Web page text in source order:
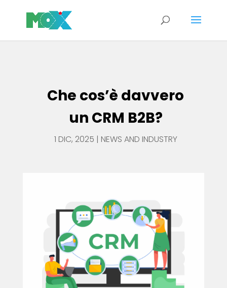
Che cos’è davvero
un CRM B2B?
1 DIC, 2025 | NEWS AND INDUSTRY